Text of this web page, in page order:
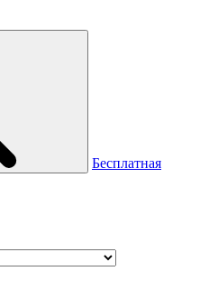
Бесплатная